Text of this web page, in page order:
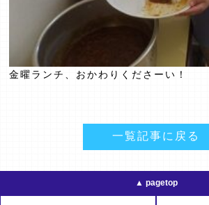
金曜ランチ、おかわりくださーい！
一覧記事に戻る
▲ pagetop